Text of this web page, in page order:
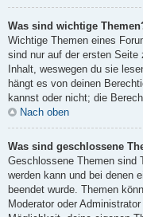
Was sind wichtige
Wichtige Themen eines
sind nur auf der ersten
Inhalt, weswegen du sie
hängt es von deinen
kannst oder nicht; die
Nach oben
Was sind geschlossene
Geschlossene Themen sind
werden kann und bei denen
beendet wurde. Themen
Moderator oder